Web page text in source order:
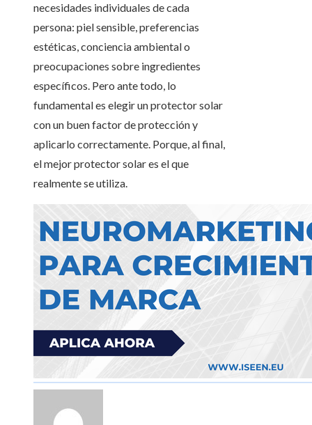
necesidades individuales de cada
persona: piel sensible, preferencias
estéticas, conciencia ambiental o
preocupaciones sobre ingredientes
específicos. Pero ante todo, lo
fundamental es elegir un protector solar
con un buen factor de protección y
aplicarlo correctamente. Porque, al final,
el mejor protector solar es el que
realmente se utiliza.